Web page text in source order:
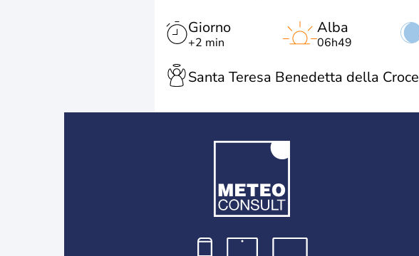
Giorno
+2 min
Alba
06h49
Santa Teresa Benedetta della Croce